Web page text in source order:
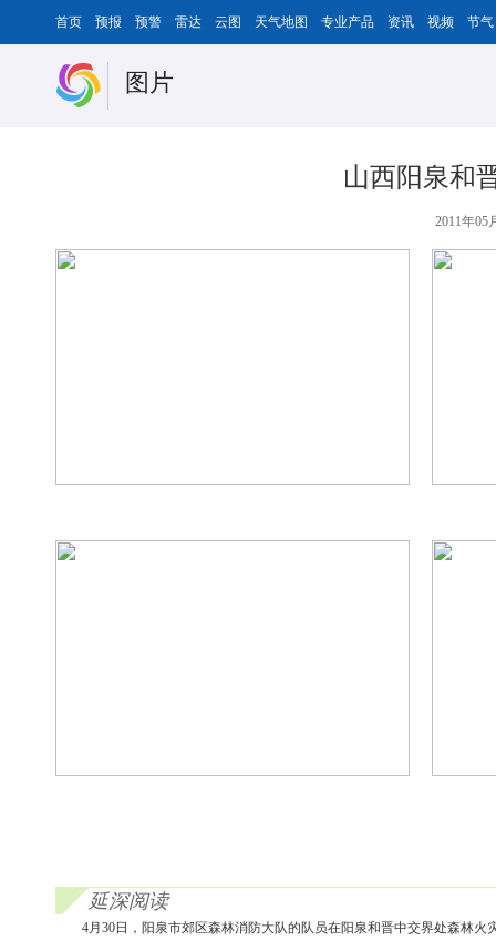
首页 预报 预警 雷达 云图 天气地图 专业产品 资讯 视频 节气
图片
山西阳泉和
2011年05
延深阅读
4月30日，阳泉市郊区森林消防大队的队员在阳泉和晋中交界处森林